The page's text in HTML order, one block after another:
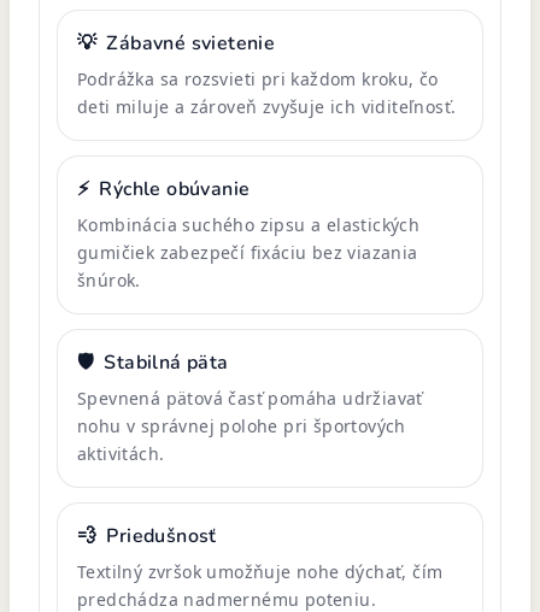
💡 Zábavné svietenie
Podrážka sa rozsvieti pri každom kroku, čo
deti miluje a zároveň zvyšuje ich viditeľnosť.
⚡ Rýchle obúvanie
Kombinácia suchého zipsu a elastických
gumičiek zabezpečí fixáciu bez viazania
šnúrok.
🛡️ Stabilná päta
Spevnená pätová časť pomáha udržiavať
nohu v správnej polohe pri športových
aktivitách.
💨 Priedušnosť
Textilný zvršok umožňuje nohe dýchať, čím
predchádza nadmernému poteniu.